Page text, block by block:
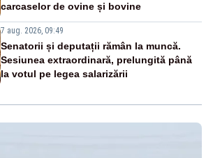
carcaselor de ovine și bovine
7 aug. 2026, 09:49
Senatorii și deputații rămân la muncă.
Sesiunea extraordinară, prelungită până
la votul pe legea salarizării